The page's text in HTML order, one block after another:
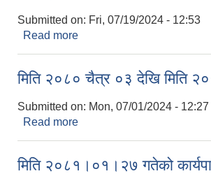
Submitted on: Fri, 07/19/2024 - 12:53
Read more
मिति २०८० चैत्र ०३ देखि मिति
Submitted on: Mon, 07/01/2024 - 12:27
Read more
मिति २०८१।०१।२७ गतेको